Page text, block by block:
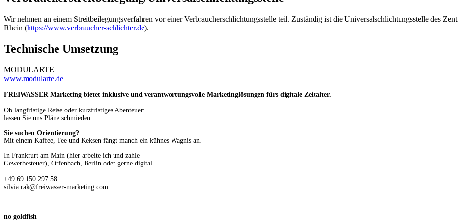
Wir nehmen an einem Streitbeilegungsverfahren vor einer Verbraucherschlichtungsstelle teil. Zuständig ist die Universalschlichtungsstelle des
Rhein (https://www.verbraucher-schlichter.de).
Technische Umsetzung
MODULARTE
www.modularte.de
FREIWASSER Marketing bietet inklusive und verantwortungsvolle Marketinglösungen fürs digitale Zeitalter.
Ob langfristige Reise oder kurzfristiges Abenteuer:
lassen Sie uns Pläne schmieden.
Sie suchen Orientierung?
Mit einem Kaffee, Tee und Keksen fängt manch ein kühnes Wagnis an.
In Frankfurt am Main (hier arbeite ich und zahle
Gewerbesteuer), Offenbach, Berlin oder gerne digital.
+49 69 150 297 58
silvia.rak@freiwasser-marketing.com
no goldfish